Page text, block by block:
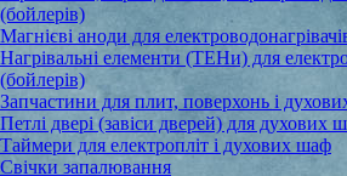
(бойлерів)
Магнієві аноди для
Нагрівальні елементи (ТЕНи) для
(бойлерів)
Запчастини для плит, поверхонь і
Петлі двері (завіси дверей) для духових
Таймери для електропліт і духових шаф
Свічки запалювання